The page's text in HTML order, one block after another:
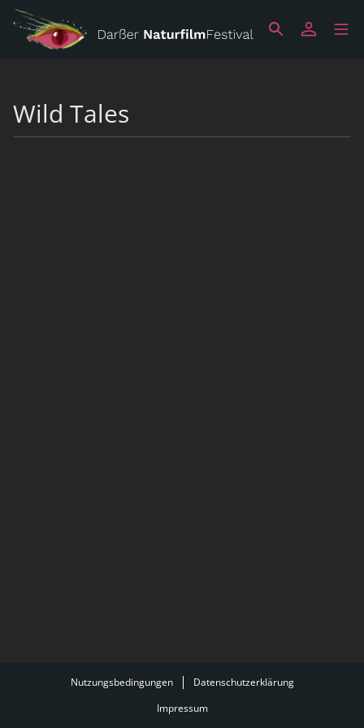
Wild Tales
Nutzungsbedingungen
Datenschutzerklärung
Impressum